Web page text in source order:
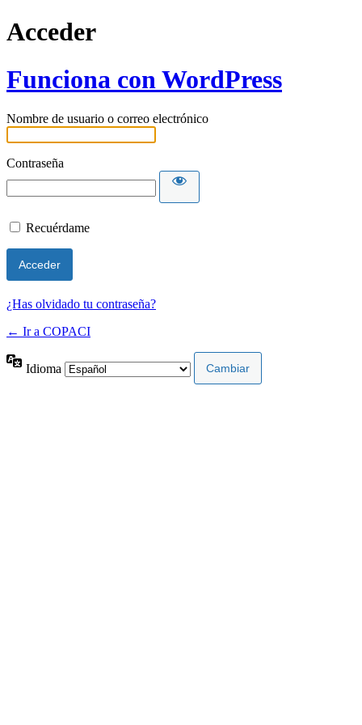
Acceder
Funciona con WordPress
Nombre de usuario o correo electrónico
Contraseña
Recuérdame
¿Has olvidado tu contraseña?
← Ir a COPACI
Idioma